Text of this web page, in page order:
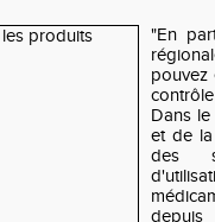
"En
pouvez
Dans
et de
des
depuis